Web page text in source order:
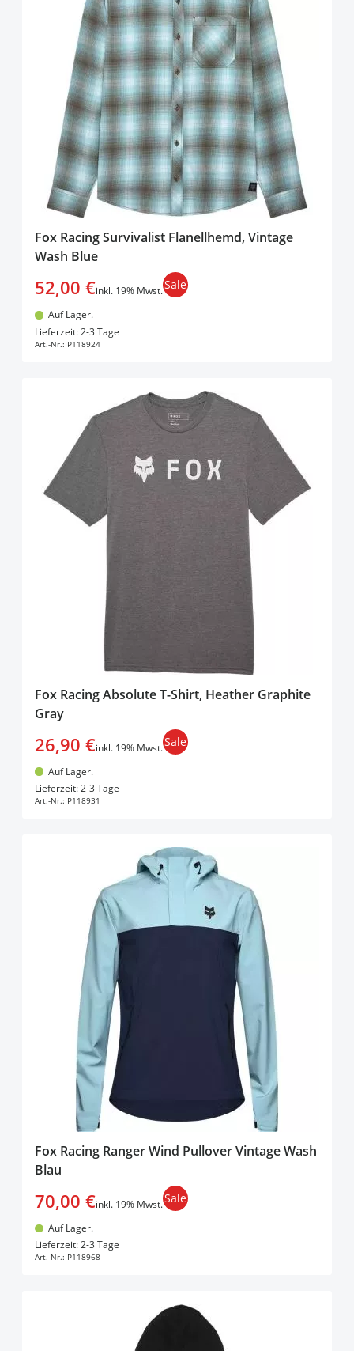
Fox Racing Survivalist Flanellhemd, Vintage
Wash Blue
52,00 €inkl. 19% Mwst.Sale
Auf Lager.
Lieferzeit: 2-3 Tage
Art.-Nr.: P118924
Fox Racing Absolute T-Shirt, Heather Graphite
Gray
26,90 €inkl. 19% Mwst.Sale
Auf Lager.
Lieferzeit: 2-3 Tage
Art.-Nr.: P118931
Fox Racing Ranger Wind Pullover Vintage Wash
Blau
70,00 €inkl. 19% Mwst.Sale
Auf Lager.
Lieferzeit: 2-3 Tage
Art.-Nr.: P118968